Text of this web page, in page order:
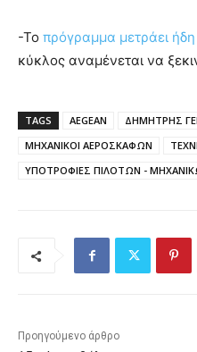
-Το πρόγραμμα μετράει
κύκλος αναμένεται να
TAGS AEGEAN
ΔΗΜΗΤΡΗΣ
ΜΗΧΑΝΙΚΟΙ ΑΕΡΟΣΚΑΦΩΝ
ΥΠΟΤΡΟΦΙΕΣ ΠΙΛΟΤΩΝ -
Προηγούμενο άρθρο